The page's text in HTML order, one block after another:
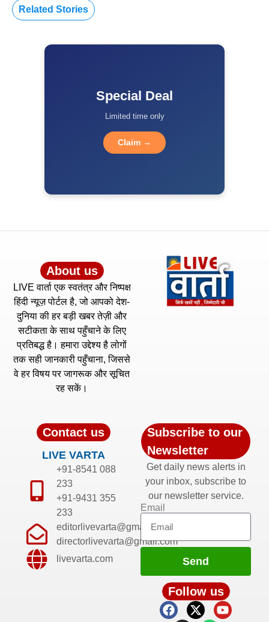
Related Stories
Special Deal
Limited time only
Claim →
About us
LIVE वार्ता एक स्वतंत्र और निष्पक्ष
हिंदी न्यूज़ पोर्टल है, जो आपको देश-
दुनिया की हर बड़ी खबर तेज़ी और
सटीकता के साथ पहुँचाने के लिए
प्रतिबद्ध है। हमारा उद्देश्य है लोगों
तक सही जानकारी पहुँचाना, जिससे
वे हर विषय पर जागरूक और सूचित
रह सकें।
Contact us
LIVE VARTA
+91-8541 088
233
+91-9431 355
233
editorlivevarta@gmail.com
directorlivevarta@gmail.com
livevarta.com
Subscribe to our
Newsletter
Get daily news alerts in
your inbox, subscribe to
our newsletter service.
Email
Send
Follow us